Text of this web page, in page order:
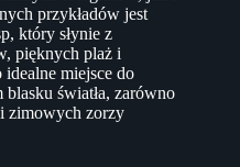
przykładów jest
który słynie z
pięknych plaż i
miejsce do
światła, zarówno
zimowych zorzy